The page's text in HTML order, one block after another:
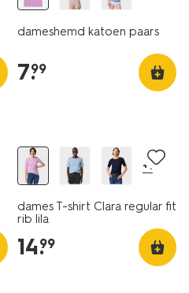
dameshemd katoen paars
7.
99
+1
dames T-shirt Clara regular fit
rib lila
14.
99